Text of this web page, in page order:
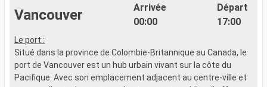
Vancouver
Arrivée
00:00
Départ
17:00
Le port :
Situé dans la province de Colombie-Britannique au Canada, le
port de Vancouver est un hub urbain vivant sur la côte du
Pacifique. Avec son emplacement adjacent au centre-ville et